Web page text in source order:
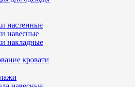
настенные
навесные
накладные
кровати